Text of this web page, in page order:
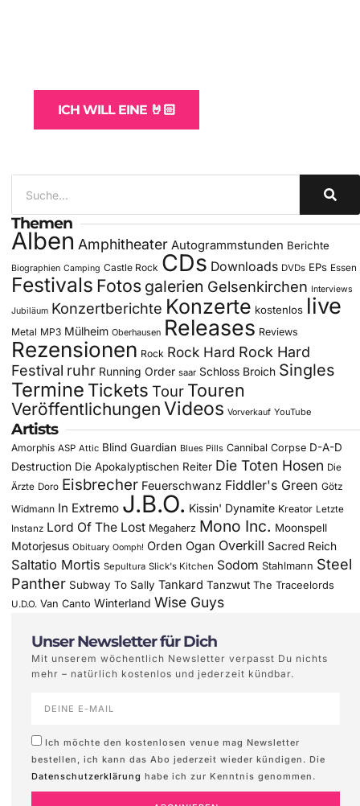
ICH WILL EINE 🤘🏻
Themen
Alben Amphitheater Autogrammstunden Berichte
Biographien Camping Castle Rock CDs Downloads DVDs EPs Essen
Festivals Fotos galerien Gelsenkirchen Interviews
Jubiläum Konzertberichte Konzerte kostenlos live
Metal MP3 Mülheim Oberhausen Releases Reviews
Rezensionen Rock Rock Hard Rock Hard
Festival ruhr Running Order saar Schloss Broich Singles
Termine Tickets Tour Touren
Veröffentlichungen Videos Vorverkauf YouTube
Artists
Amorphis ASP Attic Blind Guardian Blues Pills Cannibal Corpse D-A-D
Destruction Die Apokalyptischen Reiter Die Toten Hosen Die
Ärzte Doro Eisbrecher Feuerschwanz Fiddler's Green Götz
Widmann In Extremo J.B.O. Kissin' Dynamite Kreator Letzte
Instanz Lord Of The Lost Megaherz Mono Inc. Moonspell
Motorjesus Obituary Oomph! Orden Ogan Overkill Sacred Reich
Saltatio Mortis Sepultura Slick's Kitchen Sodom Stahlmann Steel
Panther Subway To Sally Tankard Tanzwut The Traceelords
U.D.O. Van Canto Winterland Wise Guys
Unser Newsletter für Dich
Mit unserem wöchentlich Newsletter verpasst Du nichts
mehr – natürlich kostenlos und jederzeit kündbar.
Ich möchte den kostenlosen venue mag Newsletter
bestellen, ich kann das Abo jederzeit wieder kündigen. Die
Datenschutzerklärung habe ich zur Kenntnis genommen.